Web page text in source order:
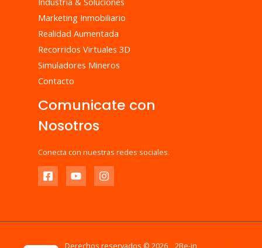
Marketing Inmobiliario
Realidad Aumentada
Recorridos Virtuales 3D
Simuladores Mineros
Contacto
Comunicate con
Nosotros
Conecta con nuestras redes sociales.
Derechos reservados © 2026 2Be-in